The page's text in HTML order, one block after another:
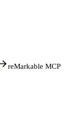
reMarkable MCP